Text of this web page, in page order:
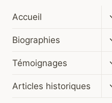
Accueil
Biographies
Témoignages
Articles historiques